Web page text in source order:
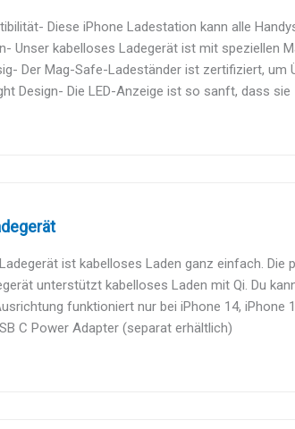
Diese iPhone Ladestation kann alle
Unser kabelloses Ladegerät ist mit speziellen
Der Mag-Safe-Ladeständer ist zertifiziert, um
Design- Die LED-Anzeige ist so sanft, dass
ist kabelloses Laden ganz einfach. Die
unterstützt kabelloses Laden mit Qi. Du
funktioniert nur bei iPhone 14, iPhone
C Power Adapter (separat erhältlich)